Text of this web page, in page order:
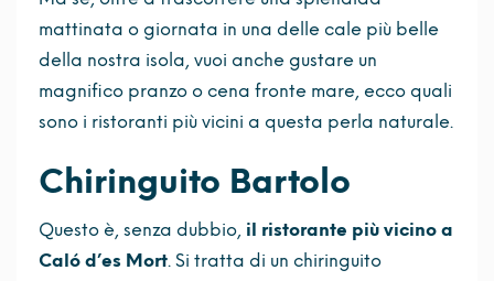
mattinata o giornata in una delle cale più belle
della nostra isola, vuoi anche gustare un
magnifico pranzo o cena fronte mare, ecco quali
sono i ristoranti più vicini a questa perla naturale.
Chiringuito Bartolo
Questo è, senza dubbio, il ristorante più vicino a
Caló d’es Mort. Si tratta di un chiringuito